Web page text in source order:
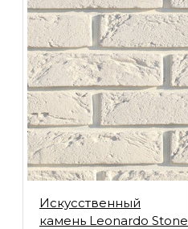
Искусственный
камень Leonardo Stone